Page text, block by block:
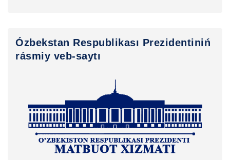
Ózbekstan Respublikası Prezidentiniń
rásmiy veb-saytı